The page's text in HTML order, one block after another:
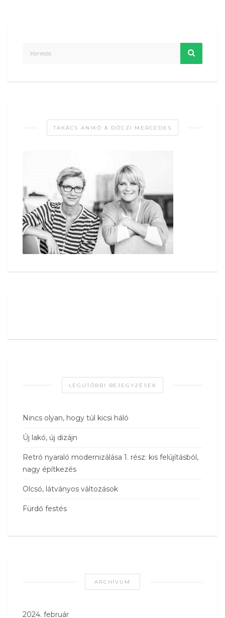
TAKÁCS ANIKÓ & DÓCZI MERCEDES
LEGUTÓBBI BEJEGYZÉSEK
Nincs olyan, hogy túl kicsi háló
Új lakó, új dizájn
Retró nyaraló modernizálása 1. rész: kis felújításból,
nagy építkezés
Olcsó, látványos változások
Fürdő festés
ARCHÍVUM
2024. február